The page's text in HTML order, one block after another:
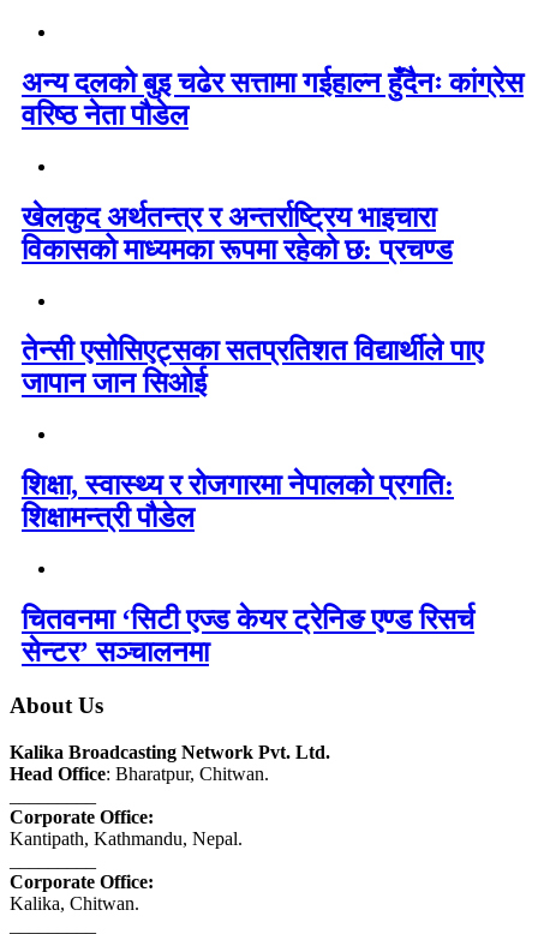
अन्य दलको बुइ चढेर सत्तामा गईहाल्न हुँदैनः कांग्रेस
वरिष्ठ नेता पौडेल
खेलकुद अर्थतन्त्र र अन्तर्राष्ट्रिय भाइचारा
विकासको माध्यमका रूपमा रहेको छ: प्रचण्ड
तेन्सी एसोसिएट्सका सतप्रतिशत विद्यार्थीले पाए
जापान जान सिओई
शिक्षा, स्वास्थ्य र रोजगारमा नेपालको प्रगति:
शिक्षामन्त्री पौडेल
चितवनमा ‘सिटी एज्ड केयर ट्रेनिङ एण्ड रिसर्च
सेन्टर’ सञ्चालनमा
About Us
Kalika Broadcasting Network Pvt. Ltd.
Head Office: Bharatpur, Chitwan.
Corporate Office:
Kantipath, Kathmandu, Nepal.
Corporate Office:
Kalika, Chitwan.